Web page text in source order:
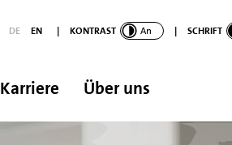
DE EN | KONTRAST An | SCHRIFT
Karriere Über uns